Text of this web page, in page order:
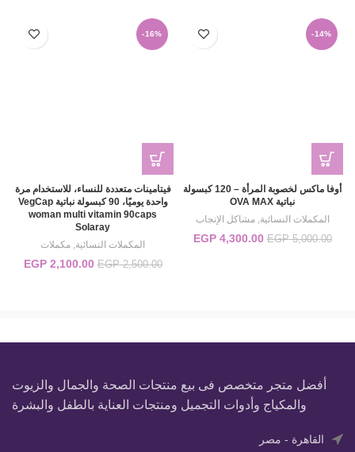
-14%
أوفا ماكس لخصوبة المرأة – 120 كبسولة
نباتية OVA MAX
المكملات النسائية ,مشاكل الإنجاب
EGP5,000.00
السعر الأصلي هو:
EGP4,300.00
السعر الحالي
EGP 4,300.00.
-16%
فيتامينات متعددة للنساء، للاستخدام مرة
واحدة يوميًا، 90 كبسولة نباتية VegCap
woman multi vitamin 90caps
Solaray
المكملات النسائية مكملات
EGP2,500.00
السعر الأصلي هو:
EGP2,100.00
أفضل متجر متخصص فى بيع منتجات الصحة والجمال والزيوت
والمكياج وأدوات التجميل ومنتجات العناية بالطفل والبشرة
القاهرة - مصر